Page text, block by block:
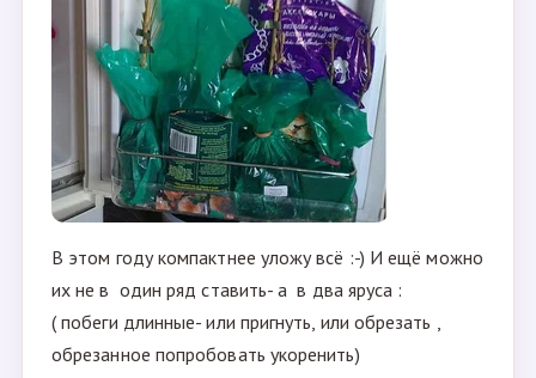
В этом году компактнее уложу всё :-) И ещё можно
их не в один ряд ставить- а в два яруса :
( побеги длинные- или пригнуть, или обрезать ,
обрезанное попробовать укоренить)